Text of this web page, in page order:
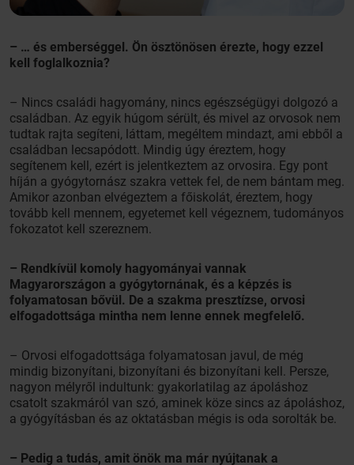
– … és emberséggel. Ön ösztönösen érezte, hogy ezzel
kell foglalkoznia?
– Nincs családi hagyomány, nincs egészségügyi dolgozó a
családban. Az egyik húgom sérült, és mivel az orvosok nem
tudtak rajta segíteni, láttam, megéltem mindazt, ami ebből a
családban lecsapódott. Mindig úgy éreztem, hogy
segítenem kell, ezért is jelentkeztem az orvosira. Egy pont
híján a gyógytornász szakra vettek fel, de nem bántam meg.
Amikor azonban elvégeztem a főiskolát, éreztem, hogy
tovább kell mennem, egyetemet kell végeznem, tudományos
fokozatot kell szereznem.
– Rendkívül komoly hagyományai vannak
Magyarországon a gyógytornának, és a képzés is
folyamatosan bővül. De a szakma presztízse, orvosi
elfogadottsága mintha nem lenne ennek megfelelő.
– Orvosi elfogadottsága folyamatosan javul, de még
mindig bizonyítani, bizonyítani és bizonyítani kell. Persze,
nagyon mélyről indultunk: gyakorlatilag az ápoláshoz
csatolt szakmáról van szó, aminek köze sincs az ápoláshoz,
a gyógyításban és az oktatásban mégis is oda sorolták be.
– Pedig a tudás, amit önök ma már nyújtanak a